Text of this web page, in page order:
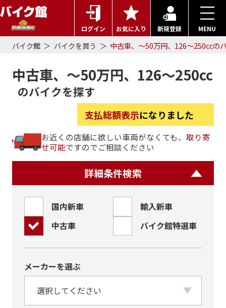
ログイン お気に入り 新規登録 MENU
バイク館 バイクを買う 中古車、～50万円、126～250ccの
中古車、～50万円、126～250cc
のバイクを探す
支払総額表示になりました
お近くの店舗に欲しい車両がなくても、取り寄
せ可能ですのでご相談ください
詳細条件検索
国内新車
輸入新車
中古車
バイク館特選車
メーカーを選ぶ